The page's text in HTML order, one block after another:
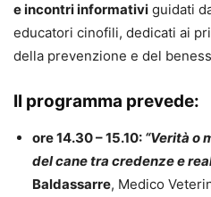
e incontri informativi guidati
educatori cinofili, dedicati ai
della prevenzione e del
Il programma prevede:
ore 14.30 – 15.10: “Verità o
del cane tra credenze e
Baldassarre, Medico